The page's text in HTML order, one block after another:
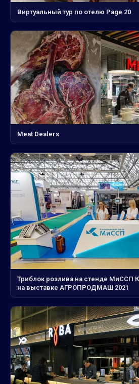
Виртуальный тур по отелю Page 20
Meat Dealers
Триблок розлива на стенде МиССП
на выставке АГРОПРОДМАШ 2021